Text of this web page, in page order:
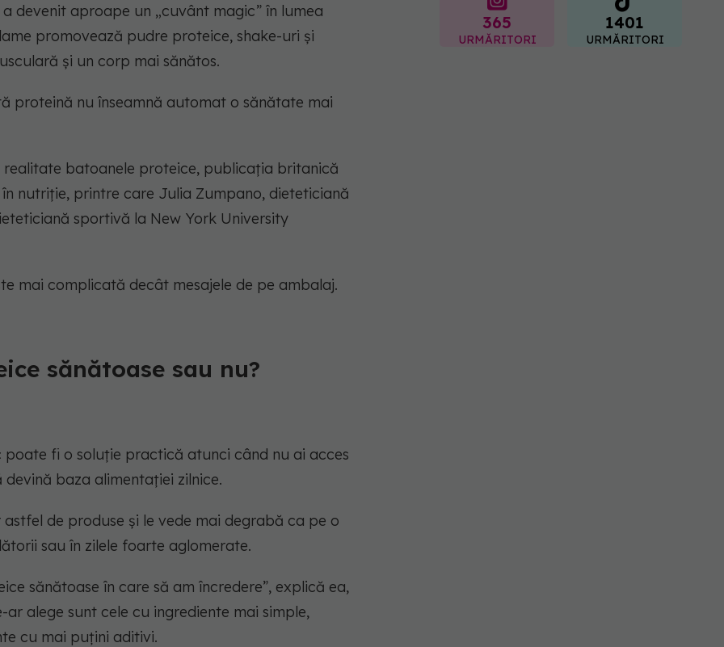
devenit aproape un „cuvânt magic” în lumea
promovează pudre proteice, shake-uri și
și un corp mai sănătos.
proteină nu înseamnă automat o sănătate mai
realitate batoanele proteice, publicația britanică
nutriție, printre care Julia Zumpano, dieteticiană
sportivă la New York University
mai complicată decât mesajele de pe ambalaj.
sănătoase sau nu?
fi o soluție practică atunci când nu ai acces
baza alimentației zilnice.
de produse și le vede mai degrabă ca pe o
sau în zilele foarte aglomerate.
sănătoase în care să am încredere”, explică ea,
alege sunt cele cu ingrediente mai simple,
cu mai puțini aditivi.
365
URMĂRITORI
1401
URMĂRITORI